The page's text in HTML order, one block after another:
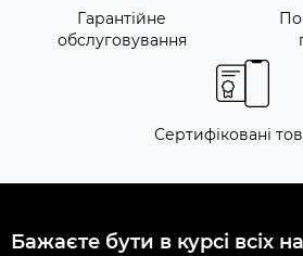
Гарантійне
обслуговування
Сертифіковані
Бажаєте бути в курсі всіх